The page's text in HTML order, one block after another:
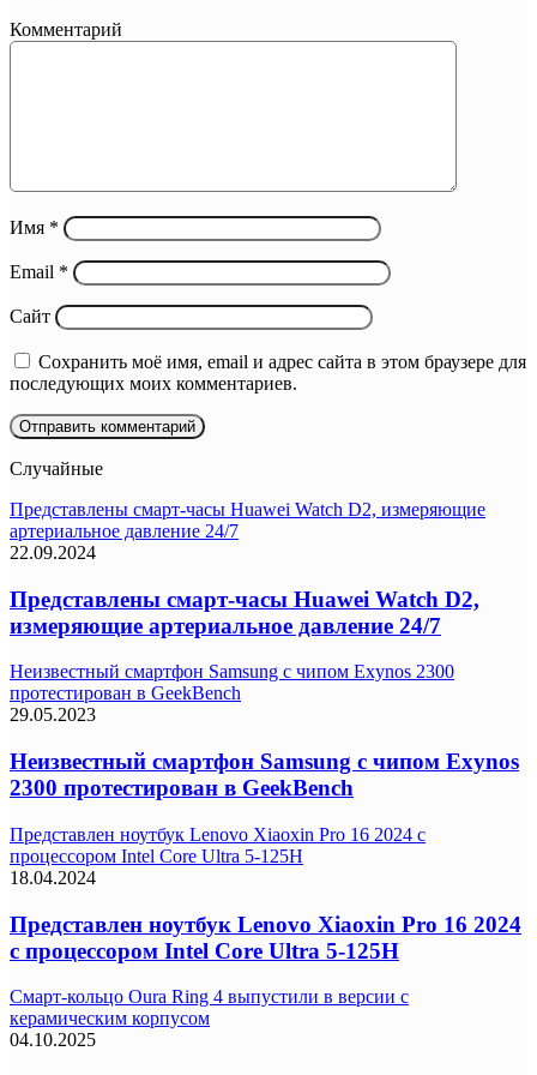
Комментарий
Имя *
Email *
Сайт
Сохранить моё имя, email и адрес сайта в этом браузере для
последующих моих комментариев.
Случайные
Представлены смарт-часы Huawei Watch D2, измеряющие
артериальное давление 24/7
22.09.2024
Представлены смарт-часы Huawei Watch D2,
измеряющие артериальное давление 24/7
Неизвестный смартфон Samsung с чипом Exynos 2300
протестирован в GeekBench
29.05.2023
Неизвестный смартфон Samsung с чипом Exynos
2300 протестирован в GeekBench
Представлен ноутбук Lenovo Xiaoxin Pro 16 2024 с
процессором Intel Core Ultra 5-125H
18.04.2024
Представлен ноутбук Lenovo Xiaoxin Pro 16 2024
с процессором Intel Core Ultra 5-125H
Смарт-кольцо Oura Ring 4 выпустили в версии с
керамическим корпусом
04.10.2025